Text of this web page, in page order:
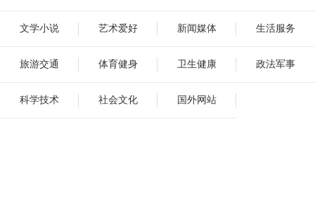
文学小说 艺术爱好 新闻媒体 生活服务
旅游交通 体育健身 卫生健康 政法军事
科学技术 社会文化 国外网站